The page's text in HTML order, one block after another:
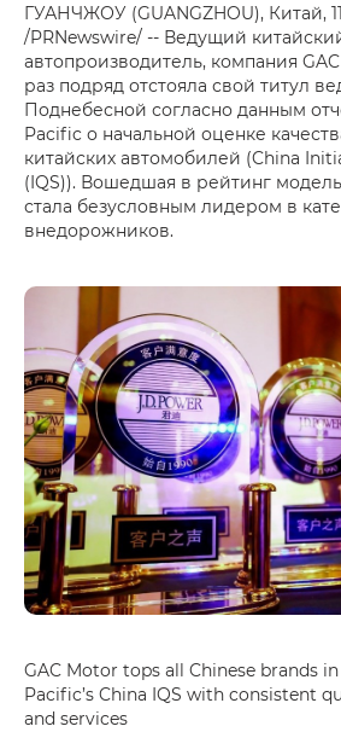
ГУАНЧЖОУ (GUANGZHOU), Китай, 11
/PRNewswire/ -- Ведущий
автопроизводитель, компания
раз подряд отстояла свой титул
Поднебесной согласно данным
Pacific о начальной оценке
китайских автомобилей (China
(IQS)). Вошедшая в рейтинг
стала безусловным лидером в
внедорожников.
GAC Motor tops all Chinese brands
Pacific’s China IQS with consistent
and services